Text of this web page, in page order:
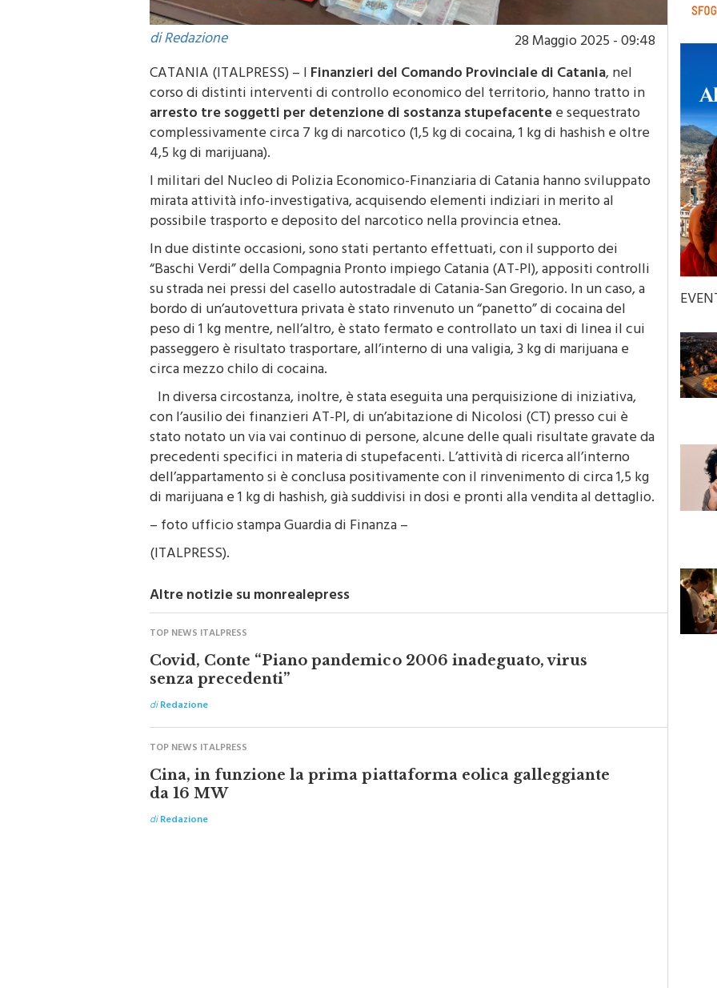
di Redazione
28 Maggio 2025 - 09:48
CATANIA (ITALPRESS) – IFinanzieri del Comando Provinciale di Catania, nel
corso di distinti interventi di controllo economico del territorio, hanno tratto in
arresto tre soggetti per detenzione di sostanza stupefacentee sequestrato
complessivamente circa 7 kg di narcotico (1,5 kg di cocaina, 1 kg di hashish e oltre
4,5 kg di marijuana).
I militari del Nucleo di Polizia Economico-Finanziaria di Catania hanno sviluppato
mirata attività info-investigativa, acquisendo elementi indiziari in merito al
possibile trasporto e deposito del narcotico nella provincia etnea.
In due distinte occasioni, sono stati pertanto effettuati, con il supporto dei
“Baschi Verdi” della Compagnia Pronto impiego Catania (AT-PI), appositi controlli
su strada nei pressi del casello autostradale di Catania-San Gregorio. In un caso, a
bordo di un’autovettura privata è stato rinvenuto un “panetto” di cocaina del
peso di 1 kg mentre, nell’altro, è stato fermato e controllato un taxi di linea il cui
passeggero è risultato trasportare, all’interno di una valigia, 3 kg di marijuana e
circa mezzo chilo di cocaina.
In diversa circostanza, inoltre, è stata eseguita una perquisizione di iniziativa,
con l’ausilio dei finanzieri AT-PI, di un’abitazione di Nicolosi (CT) presso cui è
stato notato un via vai continuo di persone, alcune delle quali risultate gravate da
precedenti specifici in materia di stupefacenti. L’attività di ricerca all’interno
dell’appartamento si è conclusa positivamente con il rinvenimento di circa 1,5 kg
di marijuana e 1 kg di hashish, già suddivisi in dosi e pronti alla vendita al dettaglio.
– foto ufficio stampa Guardia di Finanza –
(ITALPRESS).
Altre notizie su monrealepress
Covid, Conte “Piano pandemico 2006 inadeguato, virus
senza precedenti”
Cina, in funzione la prima piattaforma eolica galleggiante
da 16 MW